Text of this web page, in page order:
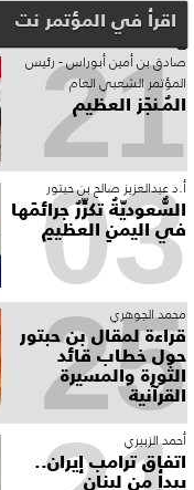
اقرأ في المؤتمر نت
صادق‮ ‬بن‮ ‬أمين‮ ‬أبوراس - رئيس‮
‬المؤتمر‮ ‬الشعبي‮ ‬العام
المُـنجَز العظيم
21
أ.د عبدالعزيز صالح بن حبتور
السُّعوديّةُ تكرِّرُ جرائمَها
في اليمنِ العظيمِ
03
محمد الجوهري
قراءة لمقال بن حبتور
حول خطاب قائد
الثورة والمسيرة
القرآنية
25
أحمد الزبيري
اتفاق ترامب إيران..
يبدأ من لبنان